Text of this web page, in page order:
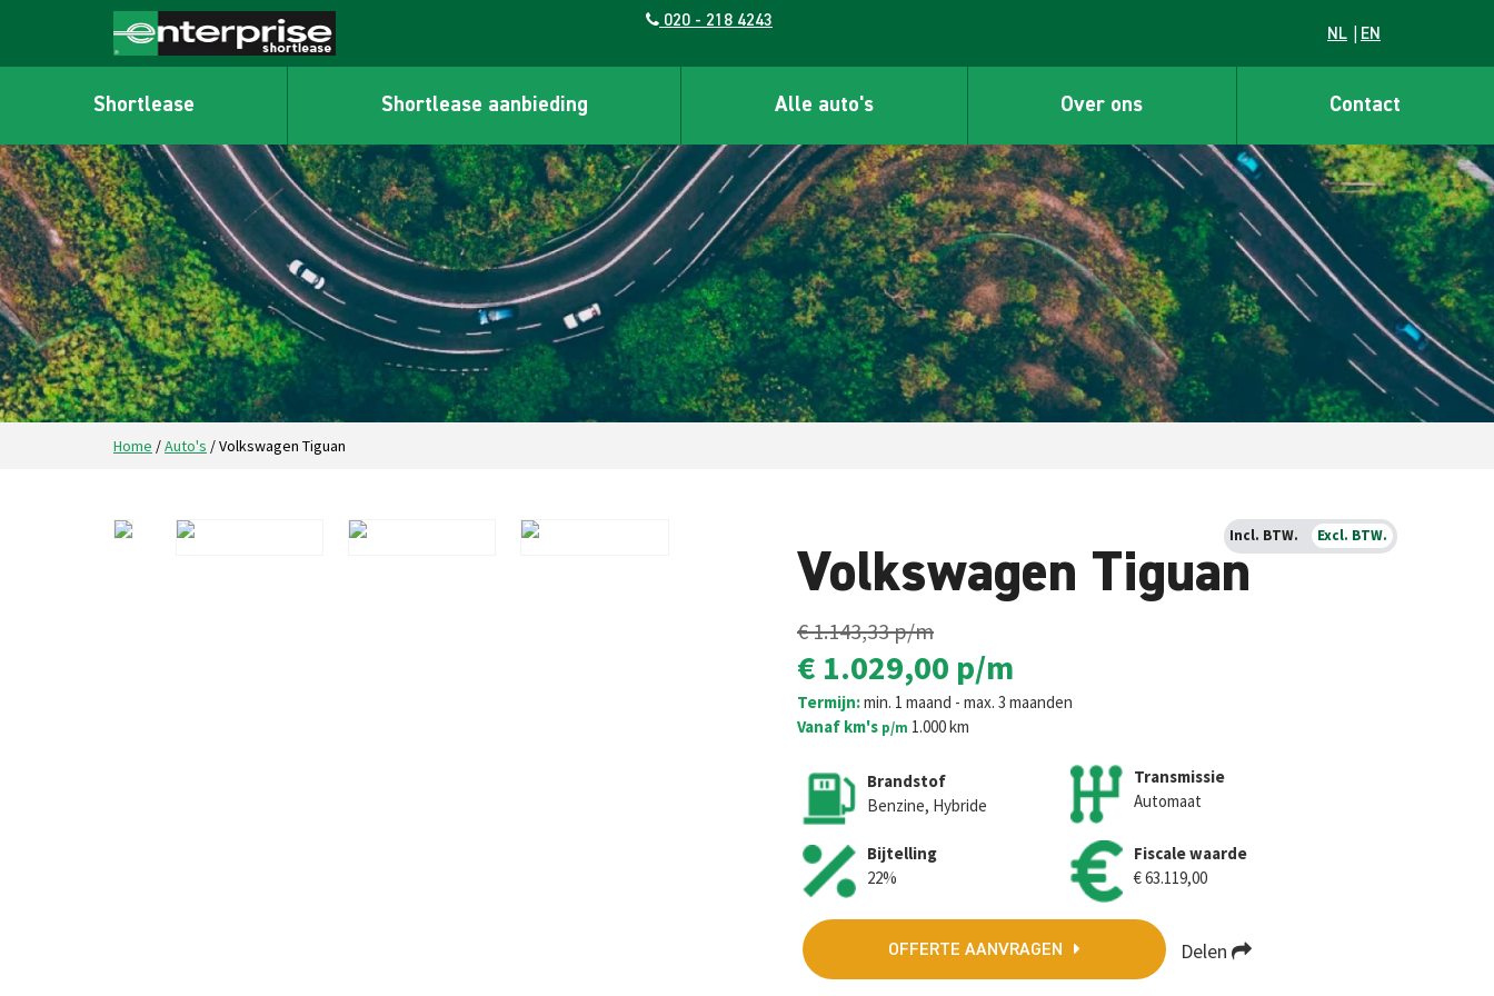
020 - 218 4243
NL EN
Shortlease Shortlease aanbieding Alle auto's Over ons Contact
Home /Auto's /Volkswagen Tiguan
Volkswagen Tiguan
€ 1.143,33p/m
€ 1.029,00 p/m
Termijn:min. 1 maand - max. 3 maanden
Vanaf km's p/m 1.000 km
Brandstof
Benzine, Hybride
Bijtelling
22%
Transmissie
Automaat
Fiscale waarde
€ 63.119,00
OFFERTE AANVRAGEN Delen
Incl. BTW. Excl. BTW.